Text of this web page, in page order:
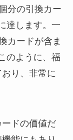
分の引換カー
達します。一
カードが含ま
のように、福
り、非常に
ドの価値だ